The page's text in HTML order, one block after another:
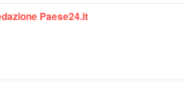
Paese24.it